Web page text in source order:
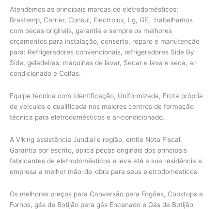
Atendemos as principais marcas de eletrodomésticos:
Brastemp, Carrier, Consul, Electrolux, Lg, GE, trabalhamos
com peças originais, garantia e sempre os melhores
orçamentos para instalação, conserto, reparo e manutenção
para: Refrigeradores convencionais, refrigeradores Side By
Side, geladeiras, máquinas de lavar, Secar e lava e seca, ar-
condicionado e Coifas.
Equipe técnica com Identificação, Uniformizada, Frota própria
de veículos e qualificada nos maiores centros de formação
técnica para eletrodomésticos e ar-condicionado.
A Viking assistência Jundiaí e região, emite Nota Fiscal,
Garantia por escrito, aplica peças originais dos principais
fabricantes de eletrodomésticos e leva até a sua residência e
empresa a melhor mão-de-obra para seus eletrodomésticos.
Os melhores preços para Conversão para Fogões, Cooktops e
Fornos, gás de Botijão para gás Encanado e Gás de Botijão